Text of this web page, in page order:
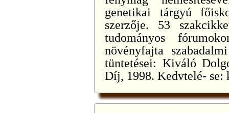
genetikai tárgyú
szerzője. 53
tudományos
növényfajta
tüntetései: Kiváló
Díj, 1998. Kedvtelé- se: